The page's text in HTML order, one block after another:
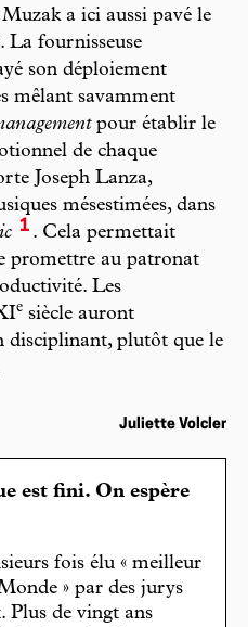
a ici aussi pavé le
La fournisseuse
son déploiement
mêlant savamment
pour établir le
de chaque
Joseph Lanza,
mésestimées, dans
1 . Cela permettait
promettre au patronat
Les
e siècle auront
disciplinant, plutôt que le
Juliette Volcler
est fini. On espère
fois élu « meilleur
» par des jurys
Plus de vingt ans